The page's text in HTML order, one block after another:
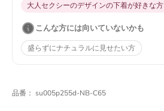
大人セクシーのデザインの下着が好きな方
こんな方には向いていないかも
盛らずにナチュラルに見せたい方
品番： su005p255d-NB-C65